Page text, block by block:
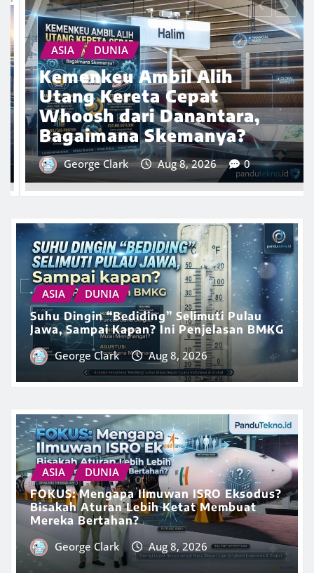
ASIA DUNIA
Penembakan di Sekolah
Thailand Tewaskan Enam
Orang Termasuk Pelaku,
Puluhan Lainnya Terluka
George Clark Aug 8, 2026 0
ASIA
DUNIA
Suhu Dingin “Bediding” Selimuti Pulau
Jawa, Sampai Kapan? Ini Penjelasan BMKG
George Clark
Aug 8, 2026
ASIA
DUNIA
FOKUS: Mengapa Ilmuwan ISRO Eksodus?
Bisakah Aturan Lebih Ketat Membuat
Mereka Bertahan?
George Clark
Aug 8, 2026